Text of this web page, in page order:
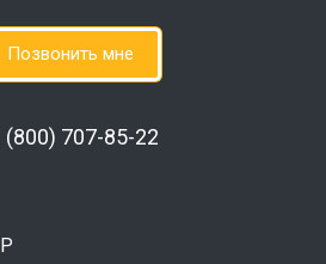
Позвонить мне
(800) 707-85-22